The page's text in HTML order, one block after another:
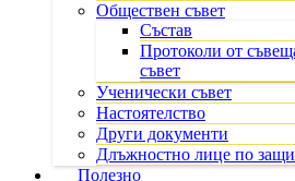
Обществен съвет
Състав
Протоколи от
съвет
Ученически съвет
Настоятелство
Други документи
Длъжностно лице по
Полезно